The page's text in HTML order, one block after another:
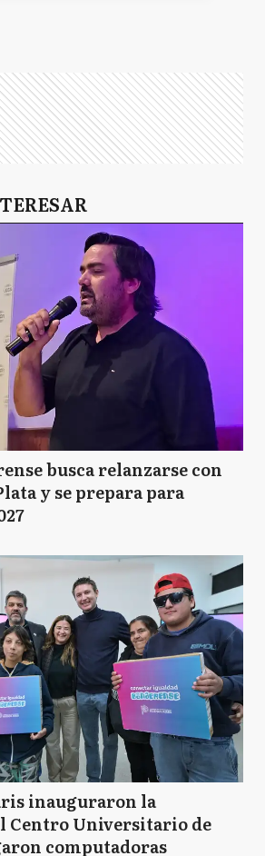
busca relanzarse con
y se prepara para
inauguraron la
Centro Universitario de
computadoras